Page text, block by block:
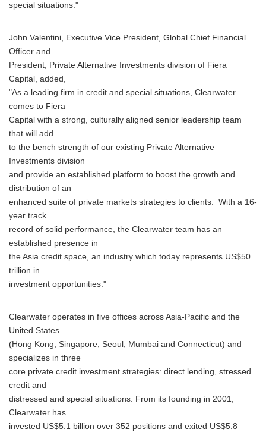
special situations."
John Valentini, Executive Vice President, Global Chief Financial
Officer and
President, Private Alternative Investments division of Fiera
Capital, added,
"As a leading firm in credit and special situations, Clearwater
comes to Fiera
Capital with a strong, culturally aligned senior leadership team
that will add
to the bench strength of our existing Private Alternative
Investments division
and provide an established platform to boost the growth and
distribution of an
enhanced suite of private markets strategies to clients. With a 16-
year track
record of solid performance, the Clearwater team has an
established presence in
the Asia credit space, an industry which today represents US$50
trillion in
investment opportunities."
Clearwater operates in five offices across Asia-Pacific and the
United States
(Hong Kong, Singapore, Seoul, Mumbai and Connecticut) and
specializes in three
core private credit investment strategies: direct lending, stressed
credit and
distressed and special situations. From its founding in 2001,
Clearwater has
invested US$5.1 billion over 352 positions and exited US$5.8